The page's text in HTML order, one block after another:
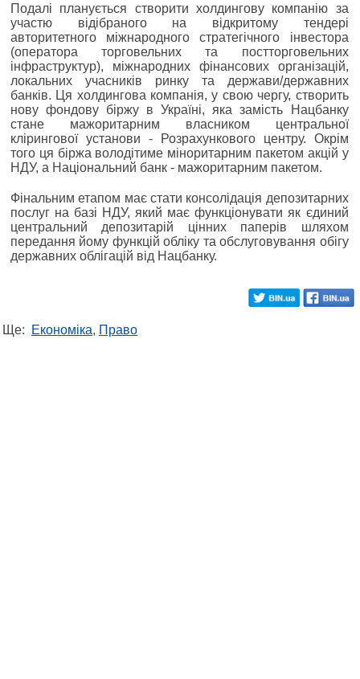
Подалі планується створити холдингову компанію за
участю відібраного на відкритому тендері
авторитетного міжнародного стратегічного інвестора
(оператора торговельних та постторговельних
інфраструктур), міжнародних фінансових організацій,
локальних учасників ринку та держави/державних
банків. Ця холдингова компанія, у свою чергу, створить
нову фондову біржу в Україні, яка замість Нацбанку
стане мажоритарним власником центральної
клірингової установи - Розрахункового центру. Окрім
того ця біржа володітиме міноритарним пакетом акцій у
НДУ, а Національний банк - мажоритарним пакетом.
Фінальним етапом має стати консолідація депозитарних
послуг на базі НДУ, який має функціонувати як єдиний
центральний депозитарій цінних паперів шляхом
передання йому функцій обліку та обслуговування обігу
державних облігацій від Нацбанку.
Ще: Економіка, Право